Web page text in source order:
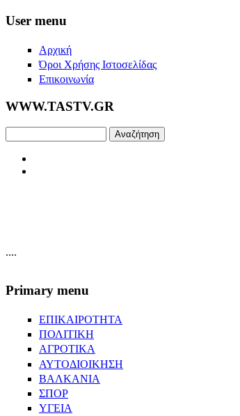
Skip to main content
User menu
Αρχική
Όροι Χρήσης Ιστοσελίδας
Επικοινωνία
WWW.TASTV.GR
....
Primary menu
ΕΠΙΚΑΙΡΟΤΗΤΑ
ΠΟΛΙΤΙΚΗ
ΑΓΡΟΤΙΚΑ
ΑΥΤΟΔΙΟΙΚΗΣΗ
ΒΑΛΚΑΝΙΑ
ΣΠΟΡ
ΥΓΕΙΑ